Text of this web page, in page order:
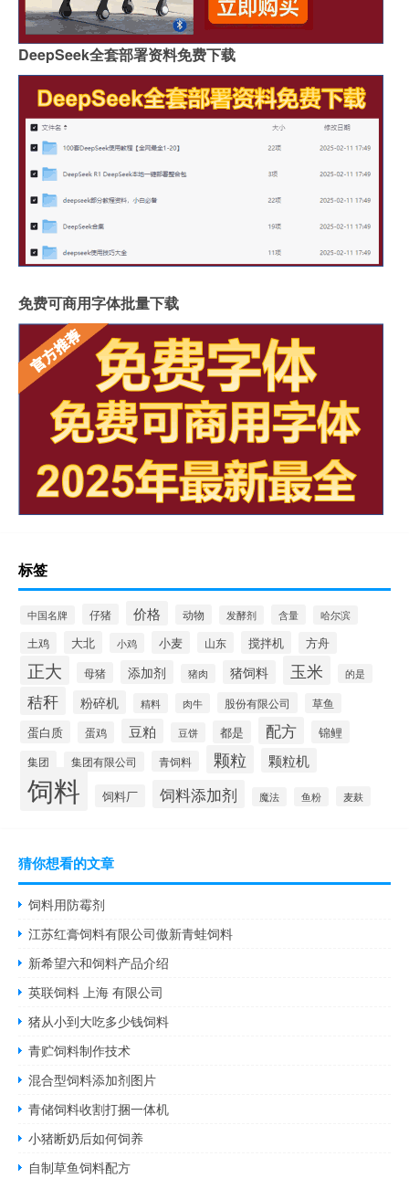
DeepSeek全套部署资料免费下载
免费可商用字体批量下载
标签
中国名牌 仔猪 价格 动物 发酵剂 含量 哈尔滨
土鸡 大北 小鸡 小麦 山东 搅拌机 方舟
正大 母猪 添加剂 猪肉 猪饲料 玉米 的是
秸秆 粉碎机 精料 肉牛 股份有限公司 草鱼
蛋白质 蛋鸡 豆粕 豆饼 都是 配方 锦鲤
集团 集团有限公司 青饲料 颗粒 颗粒机
饲料 饲料厂 饲料添加剂 魔法 鱼粉 麦麸
猜你想看的文章
饲料用防霉剂
江苏红膏饲料有限公司傲新青蛙饲料
新希望六和饲料产品介绍
英联饲料 上海 有限公司
猪从小到大吃多少钱饲料
青贮饲料制作技术
混合型饲料添加剂图片
青储饲料收割打捆一体机
小猪断奶后如何饲养
自制草鱼饲料配方